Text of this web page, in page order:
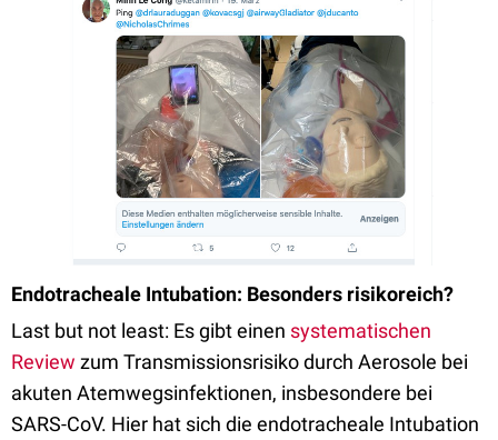
Endotracheale Intubation: Besonders risikoreich?
Last but not least: Es gibt einen systematischen
Review zum Transmissionsrisiko durch Aerosole bei
akuten Atemwegsinfektionen, insbesondere bei
SARS-CoV. Hier hat sich die endotracheale Intubation